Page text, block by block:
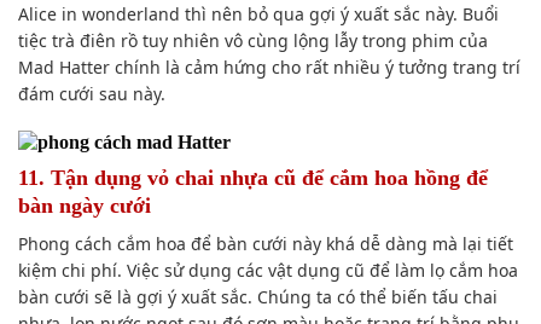
Alice in wonderland thì nên bỏ qua gợi ý xuất sắc này. Buổi
tiệc trà điên rồ tuy nhiên vô cùng lộng lẫy trong phim của
Mad Hatter chính là cảm hứng cho rất nhiều ý tưởng trang trí
đám cưới sau này.
11. Tận dụng vỏ chai nhựa cũ để cắm hoa hồng để
bàn ngày cưới
Phong cách cắm hoa để bàn cưới này khá dễ dàng mà lại tiết
kiệm chi phí. Việc sử dụng các vật dụng cũ để làm lọ cắm hoa
bàn cưới sẽ là gợi ý xuất sắc. Chúng ta có thể biến tấu chai